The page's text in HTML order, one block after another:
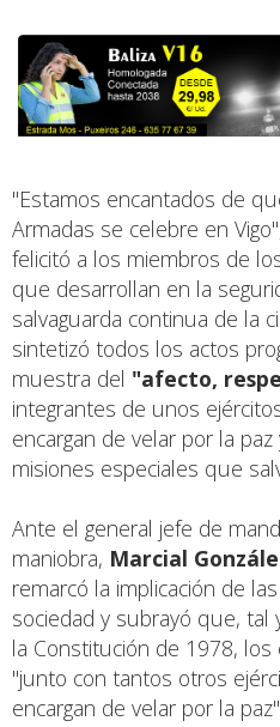
"Estamos encantados de
Armadas se celebre en
felicitó a los miembros de
que desarrollan en la
salvaguarda continua de la
sintetizó todos los actos
muestra del "afecto,
integrantes de unos
encargan de velar por la
misiones especiales que
Ante el general jefe de
maniobra, Marcial
remarcó la implicación de
sociedad y subrayó que,
la Constitución de 1978,
"junto con tantos otros
encargan de velar por la